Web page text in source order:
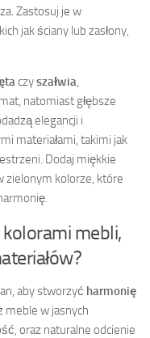
Zastosuj je w
jak ściany lub zasłony,
czyszałwia
natomiast głębsze
elegancji i
materiałami, takimi jak
Dodaj miękkie
zielonym kolorze, które
kolorami mebli,
aby stworzyć harmonię
meble w jasnych
oraz naturalne odcienie